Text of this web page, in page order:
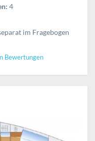
4
im Fragebogen
Bewertungen